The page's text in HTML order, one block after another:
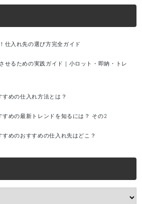
仕入れ先の選び方完全ガイド
せるための実践ガイド｜小ロット・即納・トレ
めの仕入れ方法とは？
すめの最新トレンドを知るには？ その2
めのおすすめの仕入れ先はどこ？